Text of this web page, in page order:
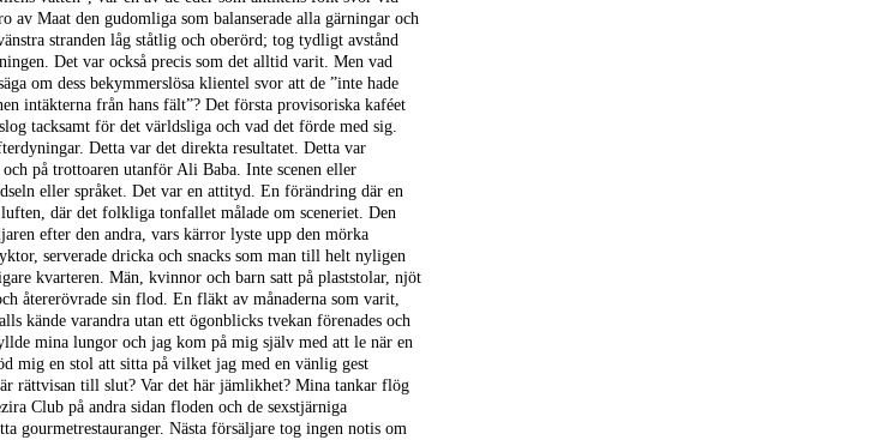
av Maat den gudomliga som balanserade alla gärningar och
stranden låg ståtlig och oberörd; tog tydligt avstånd
Det var också precis som det alltid varit. Men vad
om dess bekymmerslösa klientel svor att de ”inte hade
intäkterna från hans fält”? Det första provisoriska kaféet
tacksamt för det världsliga och vad det förde med sig.
Detta var det direkta resultatet. Detta var
och på trottoaren utanför Ali Baba. Inte scenen eller
eller språket. Det var en attityd. En förändring där en
luften, där det folkliga tonfallet målade om sceneriet. Den
efter den andra, vars kärror lyste upp den mörka
serverade dricka och snacks som man till helt nyligen
kvarteren. Män, kvinnor och barn satt på plaststolar, njöt
återerövrade sin flod. En fläkt av månaderna som varit,
kände varandra utan ett ögonblicks tvekan förenades och
mina lungor och jag kom på mig själv med att le när en
mig en stol att sitta på vilket jag med en vänlig gest
rättvisan till slut? Var det här jämlikhet? Mina tankar flög
Club på andra sidan floden och de sexstjärniga
gourmetrestauranger. Nästa försäljare tog ingen notis om